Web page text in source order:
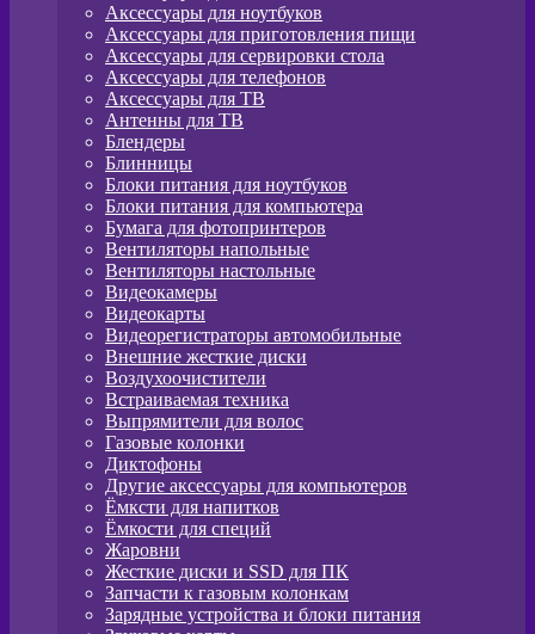
Аксессуары для ноутбуков
Аксессуары для приготовления пищи
Аксессуары для сервировки стола
Аксессуары для телефонов
Аксессуары для ТВ
Антенны для ТВ
Блендеры
Блинницы
Блоки питания для ноутбуков
Блоки питания для компьютера
Бумага для фотопринтеров
Вентиляторы напольные
Вентиляторы настольные
Видеокамеры
Видеокарты
Видеорегистраторы автомобильные
Внешние жесткие диски
Воздухоочистители
Встраиваемая техника
Выпрямители для волос
Газовые колонки
Диктофоны
Другие аксессуары для компьютеров
Ёмксти для напитков
Ёмкости для специй
Жаровни
Жесткие диски и SSD для ПК
Запчасти к газовым колонкам
Зарядные устройства и блоки питания